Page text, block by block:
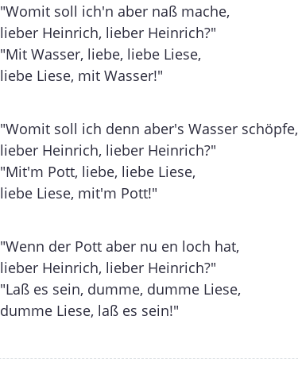
"Womit soll ich'n aber naß mache,
lieber Heinrich, lieber Heinrich?"
"Mit Wasser, liebe, liebe Liese,
liebe Liese, mit Wasser!"
"Womit soll ich denn aber's Wasser schöpfe,
lieber Heinrich, lieber Heinrich?"
"Mit'm Pott, liebe, liebe Liese,
liebe Liese, mit'm Pott!"
"Wenn der Pott aber nu en loch hat,
lieber Heinrich, lieber Heinrich?"
"Laß es sein, dumme, dumme Liese,
dumme Liese, laß es sein!"